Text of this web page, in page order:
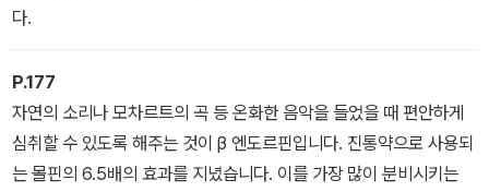
다.
P.177
자연의 소리나 모차르트의 곡 등 온화한 음악을 들었을 때 편안하게
심취할 수 있도록 해주는 것이 β 엔도르핀입니다. 진통약으로 사용되
는 몰핀의 6.5배의 효과를 지녔습니다. 이를 가장 많이 분비시키는